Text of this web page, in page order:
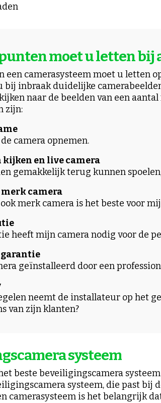
moet u letten bij
een camerasysteem moet u letten
bij inbraak duidelijke
naar de beelden van een
zijn:
camera opnemen.
kijken en live camera
gemakkelijk terug kunnen
merk camera
merk camera is het beste voor
heeft mijn camera nodig voor de
geïnstalleerd door een
neemt de installateur op het
van zijn klanten?
systeem
beste beveiligingscamera
systeem, die past bij
camerasysteem is het belangrijk